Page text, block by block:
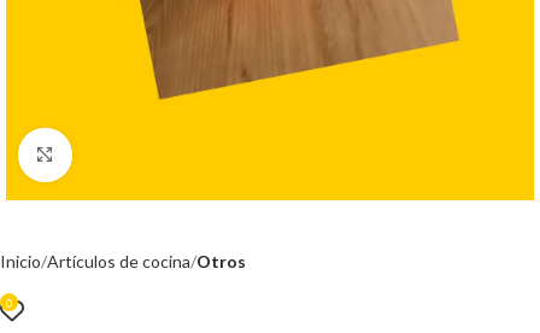
Clic para ampliar
Inicio Artículos de cocina Otros
0